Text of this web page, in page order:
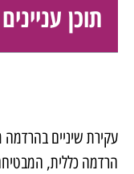
תוכן עניינים
עקירת שיניים
הרדמה כללית,